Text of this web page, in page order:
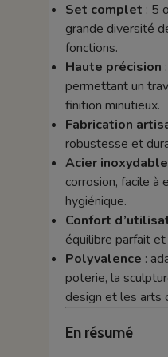
Set complet : 5
grande diversité
fonctions.
Haute précision
permettant un
finition minutieux.
Fabrication
robustesse et
Acier inoxydable
corrosion, facile à
hygiénique.
Confort
équilibre parfait
Polyvalence :
poterie, la
design et les arts
En résumé